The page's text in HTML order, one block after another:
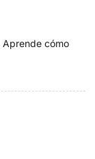
Aprende cómo